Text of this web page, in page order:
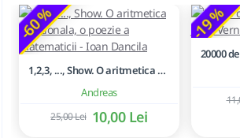
-60 %
Andreas
1,2,3, ..., Show. O aritmetica emotionala, o poezie a matematicii - Ioan Dancila
10,00 Lei
25,00 Lei
-19 %